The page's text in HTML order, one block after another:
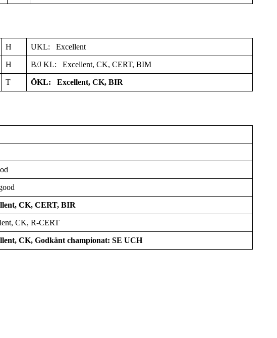
H UKL: Excellent
H B/J KL: Excellent, CK, CERT, BIM
T ÖKL: Excellent, CK, BIR
CK, CERT, BIR
CK, R-CERT
CK, Godkänt championat: SE UCH